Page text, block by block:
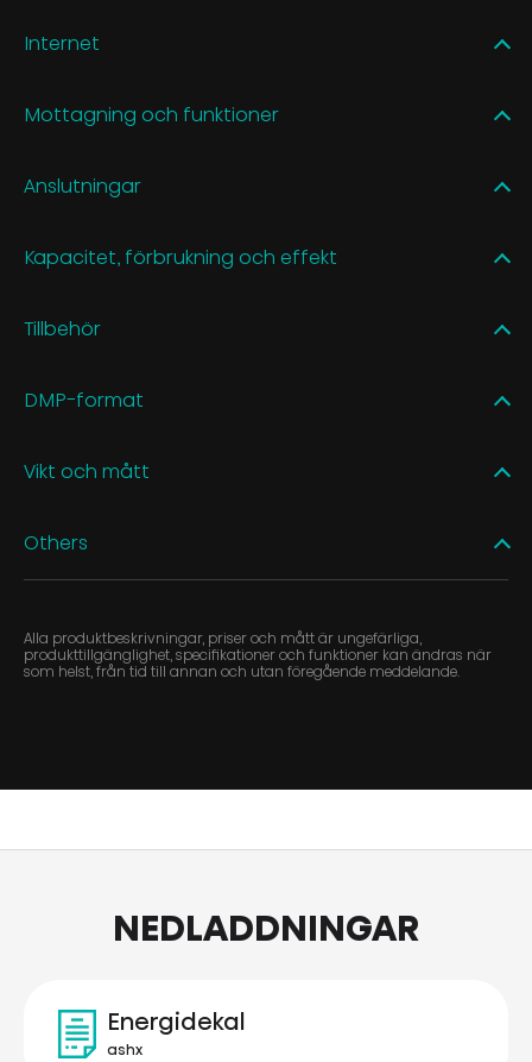
Internet
Mottagning och funktioner
Anslutningar
Kapacitet, förbrukning och effekt
Tillbehör
DMP-format
Vikt och mått
Others
Alla produktbeskrivningar, priser och mått är ungefärliga,
produkttillgänglighet, specifikationer och funktioner kan ändras när
som helst, från tid till annan och utan föregående meddelande.
NEDLADDNINGAR
Energidekal
ashx